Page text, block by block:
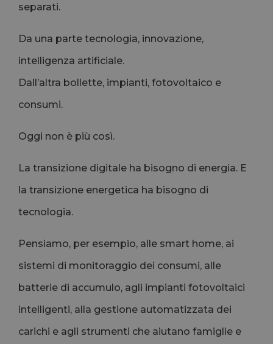
separati.
Da una parte tecnologia, innovazione,
intelligenza artificiale.
Dall’altra bollette, impianti, fotovoltaico e
consumi.
Oggi non è più così.
La transizione digitale ha bisogno di energia. E
la transizione energetica ha bisogno di
tecnologia.
Pensiamo, per esempio, alle smart home, ai
sistemi di monitoraggio dei consumi, alle
batterie di accumulo, agli impianti fotovoltaici
intelligenti, alla gestione automatizzata dei
carichi e agli strumenti che aiutano famiglie e